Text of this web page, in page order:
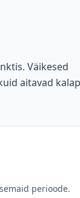
Väikesed
aitavad
perioode.